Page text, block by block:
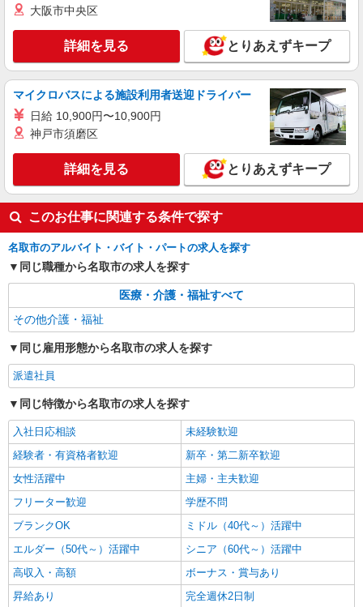
大阪市中央区
詳細を見る とりあえずキープ
マイクロバスによる施設利用者送迎ドライバー
日給 10,900円〜10,900円
神戸市須磨区
詳細を見る とりあえずキープ
このお仕事に関連する条件で探す
名取市のアルバイト・バイト・パートの求人を探す
同じ職種から名取市の求人を探す
医療・介護・福祉すべて
その他介護・福祉
同じ雇用形態から名取市の求人を探す
派遣社員
同じ特徴から名取市の求人を探す
入社日応相談
未経験歓迎
経験者・有資格者歓迎
新卒・第二新卒歓迎
女性活躍中
主婦・主夫歓迎
フリーター歓迎
学歴不問
ブランクOK
ミドル（40代～）活躍中
エルダー（50代～）活躍中
シニア（60代～）活躍中
高収入・高額
ボーナス・賞与あり
昇給あり
完全週休2日制